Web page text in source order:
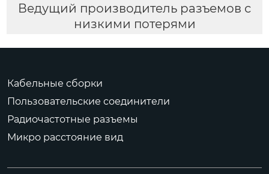
Ведущий производитель разъемов с
низкими потерями
Кабельные сборки
Пользовательские соединители
Радиочастотные разъемы
Микро расстояние вид